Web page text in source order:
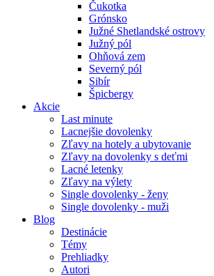
Čukotka
Grónsko
Južné Shetlandské ostrovy
Južný pól
Ohňová zem
Severný pól
Sibír
Špicbergy
Akcie
Last minute
Lacnejšie dovolenky
Zľavy na hotely a ubytovanie
Zľavy na dovolenky s deťmi
Lacné letenky
Zľavy na výlety
Single dovolenky - ženy
Single dovolenky - muži
Blog
Destinácie
Témy
Prehliadky
Autori